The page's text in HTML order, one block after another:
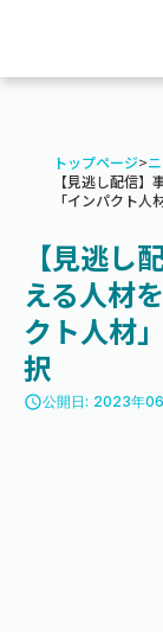
トップページ>
【見逃し配信
「インパクト人
【見逃し
える人材
クト人材
択
access_time公開日: 2023年